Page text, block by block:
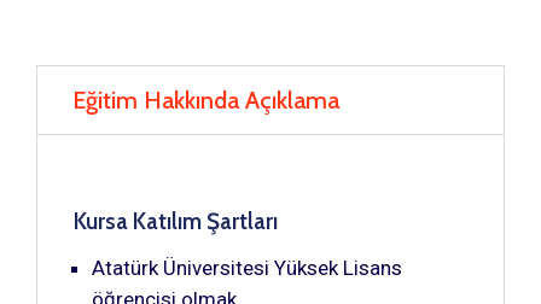
Eğitim Hakkında Açıklama
Kursa Katılım Şartları
Atatürk Üniversitesi Yüksek Lisans
öğrencisi olmak